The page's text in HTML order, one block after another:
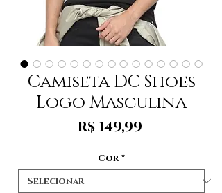
Camiseta DC Shoes
Logo Masculina
R$ 149,99Preço
Cor *